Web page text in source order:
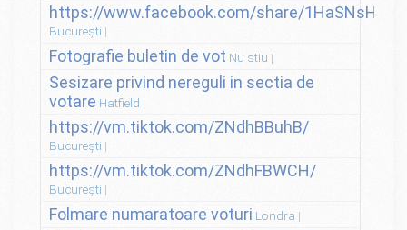
https://www.facebook.com/share/
București
Fotografie buletin de vot Nu stiu
Sesizare privind nereguli in sectia de
votare Hatfield
https://vm.tiktok.com/ZNdhBBuhB/
București
https://vm.tiktok.com/ZNdhFBWCH/
București
Folmare numaratoare voturi Londra